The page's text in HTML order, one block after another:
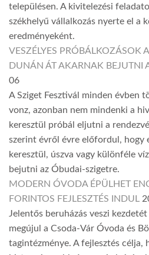
településen. A kivitelezési
székhelyű vállalkozás nyerte el a
eredményeként.
VESZÉLYES PRÓBÁLKOZÁSOK
DUNÁN ÁT AKARNAK BEJUTNI
06
A Sziget Fesztivál minden évben
vonz, azonban nem mindenki a
keresztül próbál eljutni a
szerint évről évre előfordul, hogy
keresztül, úszva vagy különféle
bejutni az Óbudai-szigetre.
MODERN ÓVODA ÉPÜLHET
FORINTOS FEJLESZTÉS INDUL
Jelentős beruházás veszi
megújul a Csoda-Vár Óvoda és
tagintézménye. A fejlesztés célja,